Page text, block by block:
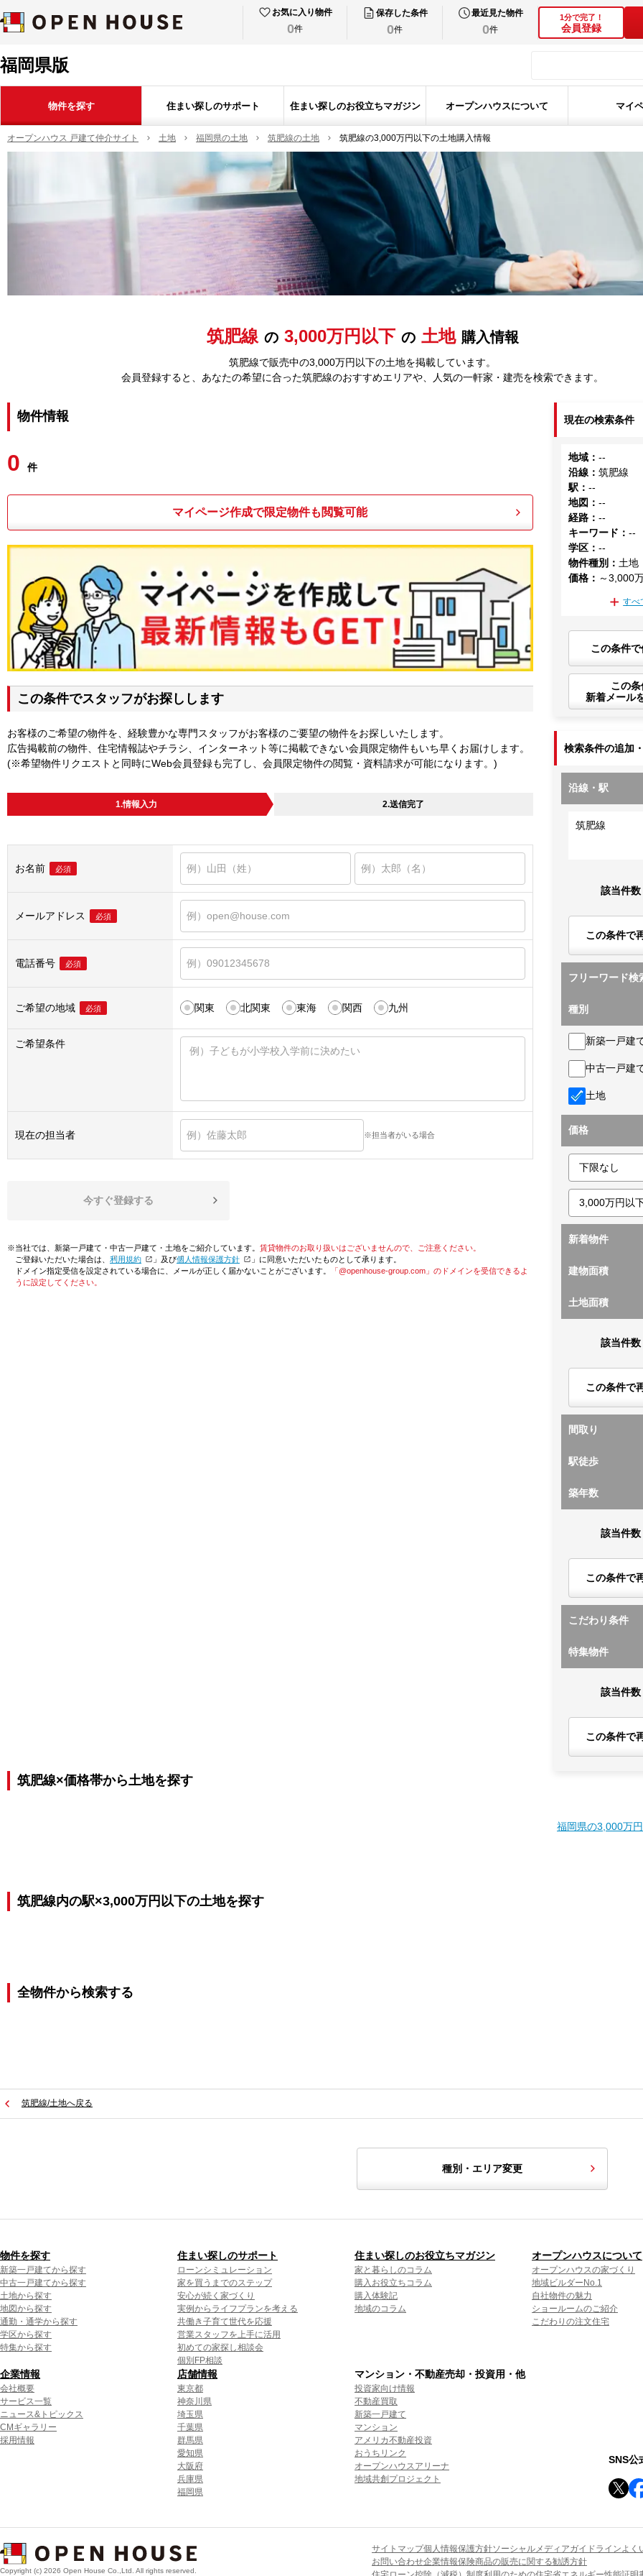
お気に入り物件
0件
保存した条件
0件
最近見た物件
0件
1分で完了！
会員登録
福岡県版
物件を探す 住まい探しのサポート 住まい探しのお役立ちマガジン オープンハウスについて マイ
オープンハウス 戸建て仲介サイト 土地 福岡県の土地 筑肥線の土地 筑肥線の3,000万円以下の土地購入情報
筑肥線 の 3,000万円以下 の 土地 購入情報
筑肥線で販売中の3,000万円以下の土地を掲載しています。
会員登録すると、あなたの希望に合った筑肥線のおすすめエリアや、人気の一軒家・建売を検索できます。
物件情報
0 件
マイページ作成で限定物件も閲覧可能
この条件でスタッフがお探しします
お客様のご希望の物件を、経験豊かな専門スタッフがお客様のご要望の物件をお探しいたします。
広告掲載前の物件、住宅情報誌やチラシ、インターネット等に掲載できない会員限定物件もいち早くお届けします。
(※希望物件リクエストと同時にWeb会員登録も完了し、会員限定物件の閲覧・資料請求が可能になります。)
1.情報入力 2.送信完了
お名前 必須
メールアドレス 必須
電話番号 必須
ご希望の地域 必須 関東 北関東 東海 関西 九州
ご希望条件
現在の担当者 ※担当者がいる場合
今すぐ登録する
※当社では、新築一戸建て・中古一戸建て・土地をご紹介しています。 賃貸物件のお取り扱いはございませんので、ご注意ください。
ご登録いただいた場合は、「利用規約 」及び「個人情報保護方針
」に同意いただいたものとして承ります。
ドメイン指定受信を設定されている場合に、メールが正しく届かないことがございます。
「@openhouse-group.com」のドメインを受信できるよ
うに設定してください。
現在の検索条件
地域 ：--
沿線 ：筑肥線
駅 ：--
地図 ：--
経路 ：--
キーワード ：--
学区 ：--
物件種別 ： 土地
価格 ： ～3,000
すべ
この条件
この
新着メール
検索条件の追加
沿線・駅
筑肥線
該当件数
この条件で
フリーワード検
種別
新築一戸建
中古一戸建
土地
価格
新着物件
建物面積
土地面積
該当件数
この条件で
間取り
駅徒歩
築年数
該当件数
この条件で
こだわり条件
特集物件
該当件数
この条件で
筑肥線×価格帯から土地を探す
福岡県の3,000万
筑肥線内の駅×3,000万円以下の土地を探す
全物件から検索する
筑肥線/土地へ戻る
種別・エリア変更
物件を探す
新築一戸建てから探す
中古一戸建てから探す
土地から探す
地図から探す
通勤・通学から探す
学区から探す
特集から探す
住まい探しのサポート
ローンシミュレーション
家を買うまでのステップ
安心が続く家づくり
実例からライフプランを考える
共働き子育て世代を応援
営業スタッフを上手に活用
初めての家探し相談会
個別FP相談
住まい探しのお役立ちマガジン
家と暮らしのコラム
購入お役立ちコラム
購入体験記
地域のコラム
オープンハウスについて
オープンハウスの家づくり
地域ビルダーNo.1
自社物件の魅力
ショールームのご紹介
こだわりの注文住宅
企業情報
会社概要
サービス一覧
ニュース&トピックス
CMギャラリー
採用情報
店舗情報
東京都
神奈川県
埼玉県
千葉県
群馬県
愛知県
大阪府
兵庫県
福岡県
マンション・不動産売却・投資用・他
投資家向け情報
不動産買取
新築一戸建て
マンション
アメリカ不動産投資
おうちリンク
オープンハウスアリーナ
地域共創プロジェクト
SNS公
Copyright (c) 2026 Open House Co.,Ltd. All rights reserved.
サイトマップ個人情報保護方針ソーシャルメディアガイドラインよく
お問い合わせ企業情報保険商品の販売に関する勧誘方針